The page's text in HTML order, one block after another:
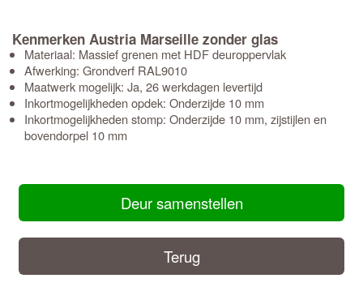
Kenmerken Austria Marseille zonder glas
Materiaal: Massief grenen met HDF deuroppervlak
Afwerking: Grondverf RAL9010
Maatwerk mogelijk: Ja, 26 werkdagen levertijd
Inkortmogelijkheden opdek: Onderzijde 10 mm
Inkortmogelijkheden stomp: Onderzijde 10 mm, zijstijlen en
bovendorpel 10 mm
Deur samenstellen
Terug